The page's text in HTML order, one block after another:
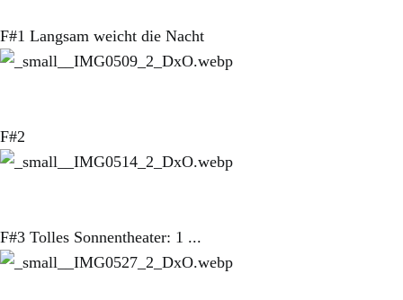
F#1 Langsam weicht die Nacht
F#2
F#3 Tolles Sonnentheater: 1 ...